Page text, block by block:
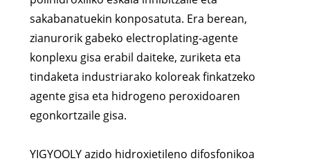
sakabanatuekin konposatuta. Era berean,
zianurorik gabeko electroplating-agente
konplexu gisa erabil daiteke, zuriketa eta
tindaketa industriarako koloreak finkatzeko
agente gisa eta hidrogeno peroxidoaren
egonkortzaile gisa.
YIGYOOLY azido hidroxietileno difosfonikoa